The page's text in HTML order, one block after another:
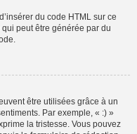
du code HTML sur ce
peut être générée par du
être utilisées grâce à un
Par exemple, « :) »
la tristesse. Vous pouvez